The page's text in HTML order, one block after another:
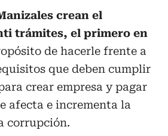
crean el
trámites, el primero en
de hacerle frente a
que deben cumplir
crear empresa y pagar
afecta e incrementa la
corrupción.